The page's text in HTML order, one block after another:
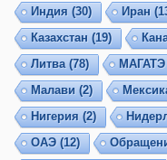
Индия (30) Иран
Казахстан (19)
Литва (78) МАГАТЭ
Малави (2)
Нигерия (2)
ОАЭ (12)